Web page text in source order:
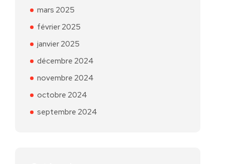
mars 2025
février 2025
janvier 2025
décembre 2024
novembre 2024
octobre 2024
septembre 2024